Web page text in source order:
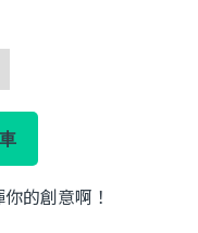
的創意啊！